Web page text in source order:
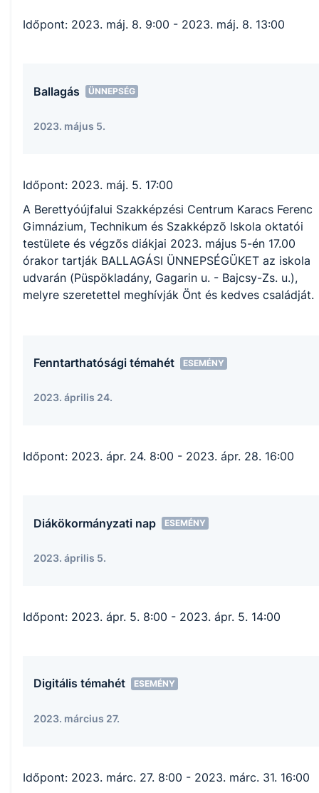
Időpont: 2023. máj. 8. 9:00 - 2023. máj. 8. 13:00
Ballagás ÜNNEPSÉG
2023. május 5.
Időpont: 2023. máj. 5. 17:00
A Berettyóújfalui Szakképzési Centrum Karacs Ferenc
Gimnázium, Technikum és Szakképzõ Iskola oktatói
testülete és végzõs diákjai 2023. május 5-én 17.00
órakor tartják BALLAGÁSI ÜNNEPSÉGÜKET az iskola
udvarán (Püspökladány, Gagarin u. - Bajcsy-Zs. u.),
melyre szeretettel meghívják Önt és kedves családját.
Fenntarthatósági témahét ESEMÉNY
2023. április 24.
Időpont: 2023. ápr. 24. 8:00 - 2023. ápr. 28. 16:00
Diákökormányzati nap ESEMÉNY
2023. április 5.
Időpont: 2023. ápr. 5. 8:00 - 2023. ápr. 5. 14:00
Digitális témahét ESEMÉNY
2023. március 27.
Időpont: 2023. márc. 27. 8:00 - 2023. márc. 31. 16:00